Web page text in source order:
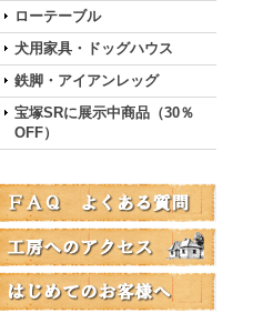
ローテーブル
犬用家具・ドッグハウス
鉄脚・アイアンレッグ
宝塚SRに展示中商品（30％
OFF）